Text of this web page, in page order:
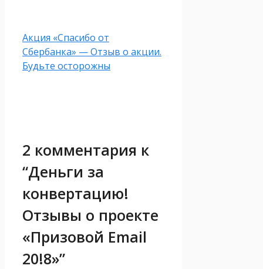
Акция «Спасибо от
Сбербанка» — Отзыв о акции.
Будьте осторожны
2 комментария к
“Деньги за
конвертацию!
Отзывы о проекте
«Призовой Email
20!8»”